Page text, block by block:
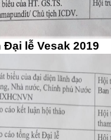
lễ Vesak 2019